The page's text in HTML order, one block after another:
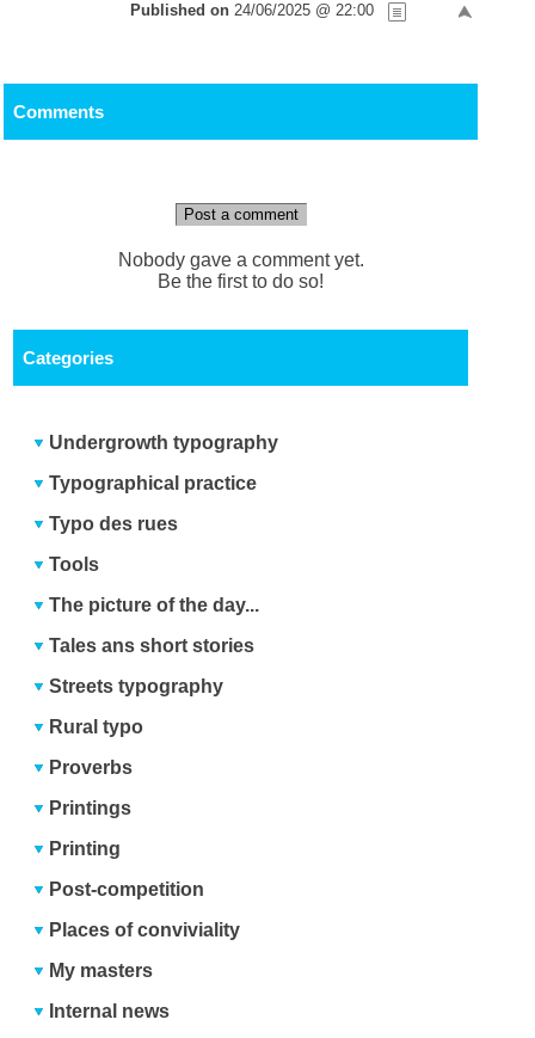
Published on 24/06/2025 @ 22:00
Comments
Post a comment
Nobody gave a comment yet.
Be the first to do so!
Categories
Undergrowth typography
Typographical practice
Typo des rues
Tools
The picture of the day...
Tales ans short stories
Streets typography
Rural typo
Proverbs
Printings
Printing
Post-competition
Places of conviviality
My masters
Internal news